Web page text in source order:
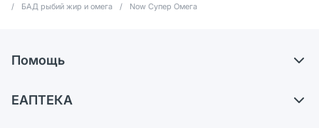
/
БАД рыбий жир и омега / Now Супер Омега
Помощь
Самовывоз из аптек
ЕАПТЕКА